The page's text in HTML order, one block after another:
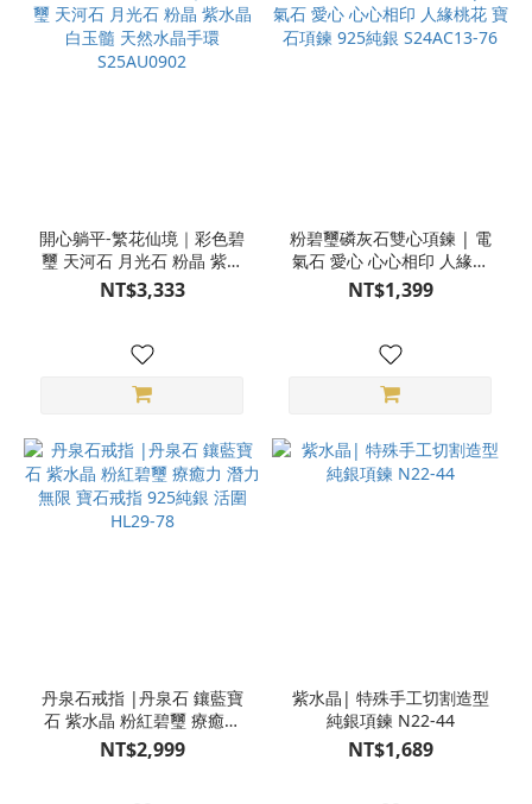
開心躺平-繁花仙境｜彩色碧
璽 天河石 月光石 粉晶 紫水
晶 白玉髓 天然水晶手環
S25AU0902
NT$3,333
粉碧璽磷灰石雙心項鍊 | 電
氣石 愛心 心心相印 人緣桃
花 寶石項鍊 925純銀
S24AC13-76
NT$1,399
丹泉石戒指 |丹泉石 鑲藍寶
石 紫水晶 粉紅碧璽 療癒力
潛力無限 寶石戒指 925純銀
活圍 HL29-78
NT$2,999
紫水晶| 特殊手工切割造型
純銀項鍊 N22-44
NT$1,689